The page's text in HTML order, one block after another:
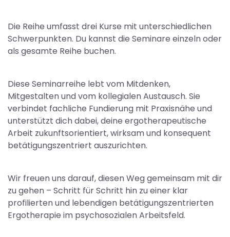
Die Reihe umfasst drei Kurse mit unterschiedlichen
Schwerpunkten. Du kannst die Seminare einzeln oder
als gesamte Reihe buchen.
Diese Seminarreihe lebt vom Mitdenken,
Mitgestalten und vom kollegialen Austausch. Sie
verbindet fachliche Fundierung mit Praxisnähe und
unterstützt dich dabei, deine ergotherapeutische
Arbeit zukunftsorientiert, wirksam und konsequent
betätigungszentriert auszurichten.
Wir freuen uns darauf, diesen Weg gemeinsam mit dir
zu gehen – Schritt für Schritt hin zu einer klar
profilierten und lebendigen betätigungszentrierten
Ergotherapie im psychosozialen Arbeitsfeld.